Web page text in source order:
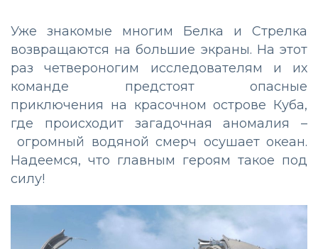
Уже знакомые многим Белка и Стрелка
возвращаются на большие экраны. На этот
раз четвероногим исследователям и их
команде предстоят опасные
приключения на красочном острове Куба,
где происходит загадочная аномалия
–
огромный водяной смерч осушаетокеан.
Надеемся, что главным героям такое под
силу!